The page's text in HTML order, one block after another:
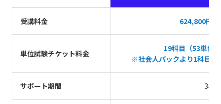
受講料金 624,800円
単位試験チケット料金
19科目（53単位
※社会人パックより1科目多
サポート期間 3年